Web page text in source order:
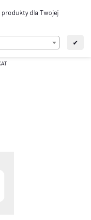
produkty dla Twojej
✔
PL